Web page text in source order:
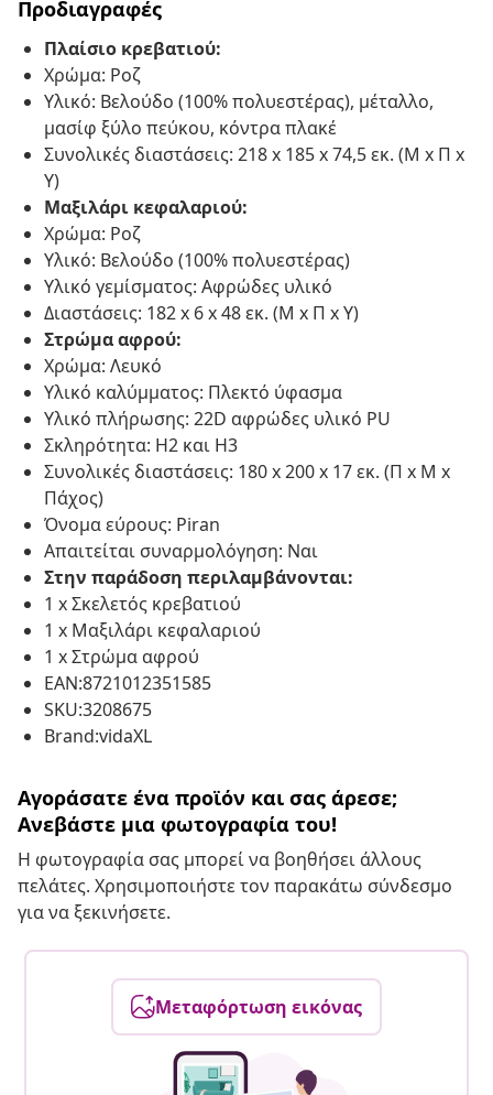
Προδιαγραφές
Πλαίσιο κρεβατιού:
Χρώμα: Ροζ
Υλικό: Βελούδο (100% πολυεστέρας), μέταλλο,
μασίφ ξύλο πεύκου, κόντρα πλακέ
Συνολικές διαστάσεις: 218 x 185 x 74,5 εκ. (Μ x Π x
Υ)
Μαξιλάρι κεφαλαριού:
Χρώμα: Ροζ
Υλικό: Βελούδο (100% πολυεστέρας)
Υλικό γεμίσματος: Αφρώδες υλικό
Διαστάσεις: 182 x 6 x 48 εκ. (Μ x Π x Υ)
Στρώμα αφρού:
Χρώμα: Λευκό
Υλικό καλύμματος: Πλεκτό ύφασμα
Υλικό πλήρωσης: 22D αφρώδες υλικό PU
Σκληρότητα: H2 και H3
Συνολικές διαστάσεις: 180 x 200 x 17 εκ. (Π x Μ x
Πάχος)
Όνομα εύρους: Piran
Απαιτείται συναρμολόγηση: Ναι
Στην παράδοση περιλαμβάνονται:
1 x Σκελετός κρεβατιού
1 x Μαξιλάρι κεφαλαριού
1 x Στρώμα αφρού
EAN:8721012351585
SKU:3208675
Brand:vidaXL
Αγοράσατε ένα προϊόν και σας άρεσε;
Ανεβάστε μια φωτογραφία του!
Η φωτογραφία σας μπορεί να βοηθήσει άλλους
πελάτες. Χρησιμοποιήστε τον παρακάτω σύνδεσμο
για να ξεκινήσετε.
Μεταφόρτωση εικόνας